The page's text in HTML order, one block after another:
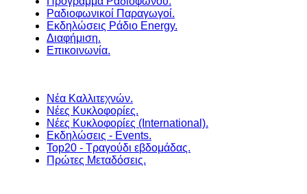
Ραδιοφωνικοί Παραγωγοί.
Εκδηλώσεις Ράδιο Energy.
Διαφήμιση.
Επικοινωνία.
Νέα Καλλιτεχνών.
Νέες Κυκλοφορίες.
Νέες Κυκλοφορίες (International).
Εκδηλώσεις - Events.
Top20 - Τραγούδι εβδομάδας.
Πρώτες Μεταδόσεις.